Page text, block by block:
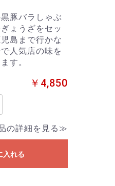
豚バラしゃぶ
ょうざをセッ
島まで行かな
人気店の味を
す。
￥4,850
の詳細を見る≫
入れる